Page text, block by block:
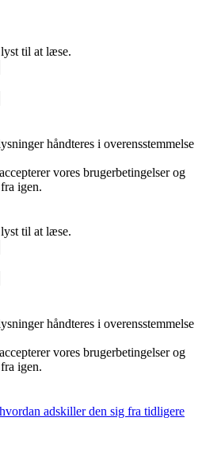
til at læse.
håndteres i overensstemmelse
vores brugerbetingelser og
igen.
til at læse.
håndteres i overensstemmelse
vores brugerbetingelser og
igen.
adskiller den sig fra tidligere